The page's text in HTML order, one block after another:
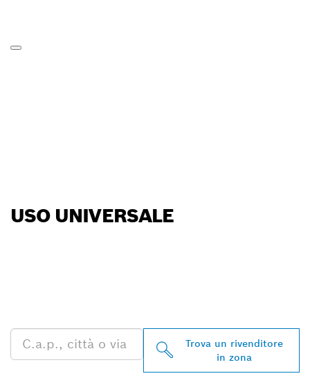
USO UNIVERSALE
Trova un rivenditore
in zona